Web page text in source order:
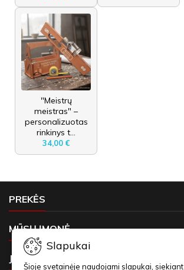
"Meistrų
meistras" –
personalizuotas
rinkinys t...
34,00 €
PREKĖS
MŪSŲ ĮMONĖ
JŪSŲ PASKYRA
Slapukai
Šioje svetainėje naudojami slapukai, siekiant